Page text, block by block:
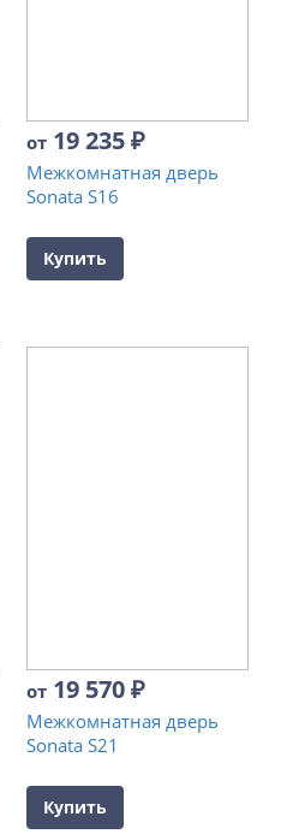
от 19 235₽
Межкомнатная дверь
Sonata S16
Купить
от 19 570₽
Межкомнатная дверь
Sonata S21
Купить